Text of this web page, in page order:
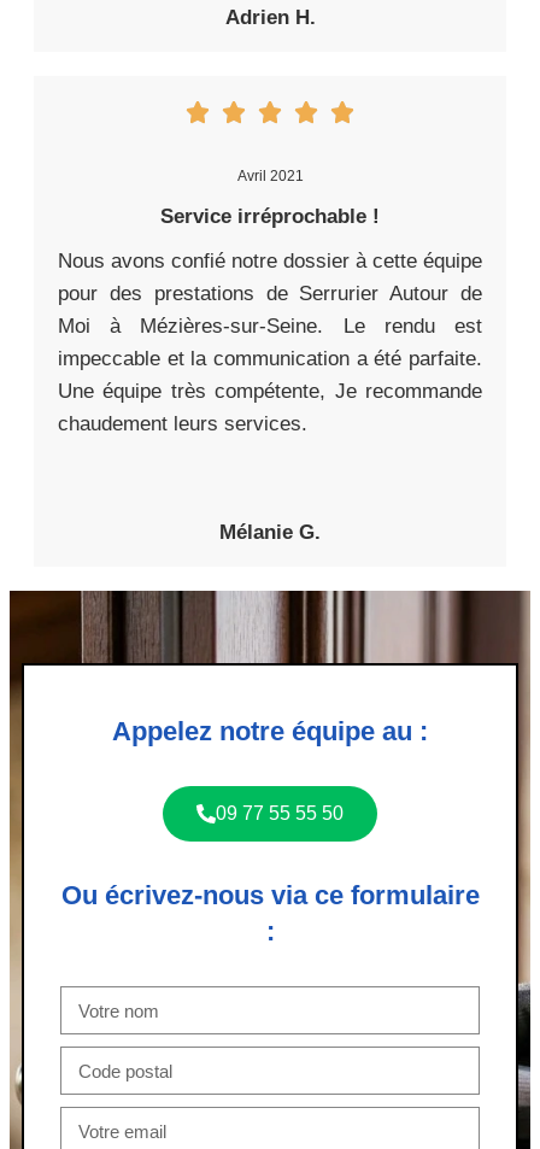
Adrien H.
Avril 2021
Service irréprochable !
Nous avons confié notre dossier à cette équipe
pour des prestations de Serrurier Autour de
Moi à Mézières-sur-Seine. Le rendu est
impeccable et la communication a été parfaite.
Une équipe très compétente, Je recommande
chaudement leurs services.
Mélanie G.
Appelez notre équipe au :
09 77 55 55 50
Ou écrivez-nous via ce formulaire
: